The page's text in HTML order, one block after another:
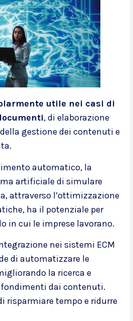
utile nei casi di
, di elaborazione
gestione dei contenuti e
automatico, la
artificiale di simulare
attraverso l’ottimizzazione
ha il potenziale per
in cui le imprese lavorano.
nei sistemi ECM
di automatizzare le
la ricerca e
dai contenuti.
risparmiare tempo e ridurre